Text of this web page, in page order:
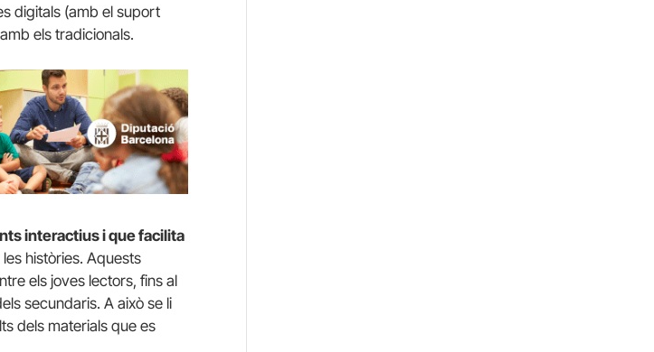
digitals (amb el suport
els tradicionals.
interactius i que facilita
històries. Aquests
els joves lectors, fins al
secundaris. A això se li
dels materials que es